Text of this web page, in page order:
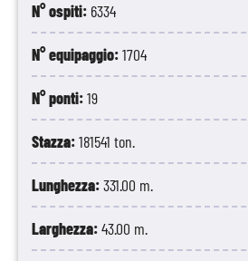
N° ospiti: 6334
N° equipaggio:1704
N° ponti:19
Stazza:181541 ton.
Lunghezza:331.00 m.
Larghezza:43.00 m.